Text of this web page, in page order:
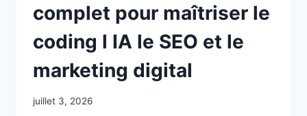
complet pour maîtriser le
coding l IA le SEO et le
marketing digital
juillet 3, 2026